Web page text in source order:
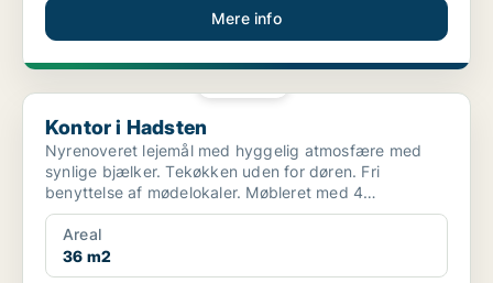
Mere info
Kontor i Hadsten
Kontor i Hadsten
Nyrenoveret lejemål med hyggelig atmosfære med
synlige bjælker. Tekøkken uden for døren. Fri
benyttelse af mødelokaler. Møbleret med 4
kontorpladser m.v. Fæl...
Areal
36 m2